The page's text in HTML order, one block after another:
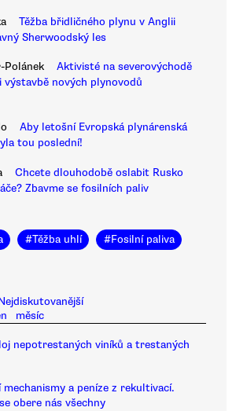
Těžba břidličného plynu v Anglii
Sherwoodský les
Polánek
Aktivisté na severovýchodě
výstavbě nových plynovodů
Aby letošní Evropská plynárenská
tou poslední!
Chcete dlouhodobě oslabit Rusko
Zbavme se fosilních paliv
#Těžba uhlí #Fosilní paliva
měsíc
nepotrestaných viníků a trestaných
mechanismy a peníze z rekultivací.
obere nás všechny